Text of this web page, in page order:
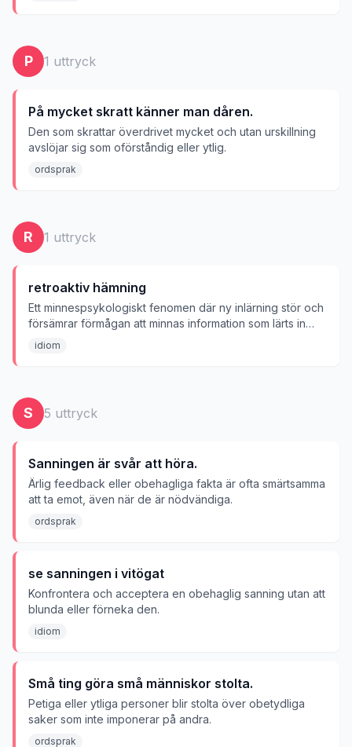
P 1 uttryck
På mycket skratt känner man dåren.
Den som skrattar överdrivet mycket och utan urskillning
avslöjar sig som oförståndig eller ytlig.
ordsprak
R 1 uttryck
retroaktiv hämning
Ett minnespsykologiskt fenomen där ny inlärning stör och
försämrar förmågan att minnas information som lärts in
tidigare.
idiom
S 5 uttryck
Sanningen är svår att höra.
Ärlig feedback eller obehagliga fakta är ofta smärtsamma
att ta emot, även när de är nödvändiga.
ordsprak
se sanningen i vitögat
Konfrontera och acceptera en obehaglig sanning utan att
blunda eller förneka den.
idiom
Små ting göra små människor stolta.
Petiga eller ytliga personer blir stolta över obetydliga
saker som inte imponerar på andra.
ordsprak